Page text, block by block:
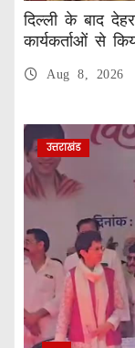
दिल्ली के बाद
कार्यकर्ताओं से
Aug 8, 2026
उत्तराखंड